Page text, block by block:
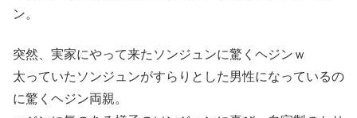
ン。
突然、実家にやって来たソンジュンに驚くヘジンｗ
太っていたソンジュンがすらりとした男性になっているの
に驚くヘジン両親。